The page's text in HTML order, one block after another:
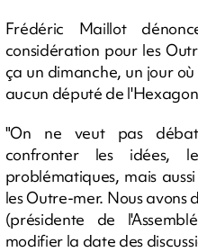
Frédéric Maillot
considération pour les
ça un dimanche, un jour
aucun député de
"On ne veut pas
confronter les idées,
problématiques, mais
les Outre-mer. Nous avons
(présidente de
modifier la date des